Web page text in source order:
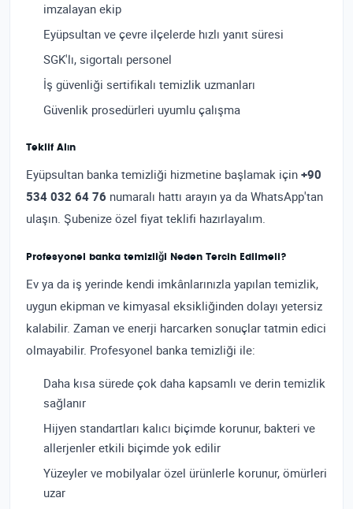
imzalayan ekip
Eyüpsultan ve çevre ilçelerde hızlı yanıt süresi
SGK'lı, sigortalı personel
İş güvenliği sertifikalı temizlik uzmanları
Güvenlik prosedürleri uyumlu çalışma
Teklif Alın
Eyüpsultan banka temizliği hizmetine başlamak için +90
534 032 64 76 numaralı hattı arayın ya da WhatsApp'tan
ulaşın. Şubenize özel fiyat teklifi hazırlayalım.
Profesyonel banka temizliği Neden Tercih Edilmeli?
Ev ya da iş yerinde kendi imkânlarınızla yapılan temizlik,
uygun ekipman ve kimyasal eksikliğinden dolayı yetersiz
kalabilir. Zaman ve enerji harcarken sonuçlar tatmin edici
olmayabilir. Profesyonel banka temizliği ile:
Daha kısa sürede çok daha kapsamlı ve derin temizlik
sağlanır
Hijyen standartları kalıcı biçimde korunur, bakteri ve
allerjenler etkili biçimde yok edilir
Yüzeyler ve mobilyalar özel ürünlerle korunur, ömürleri
uzar